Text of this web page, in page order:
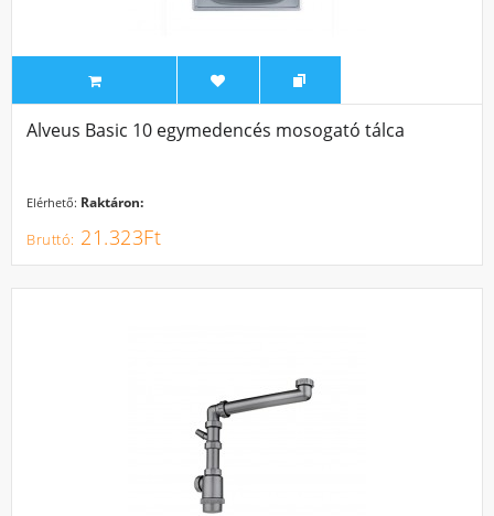
Alveus Basic 10 egymedencés mosogató tálca
Elérhető: Raktáron:
21.323Ft